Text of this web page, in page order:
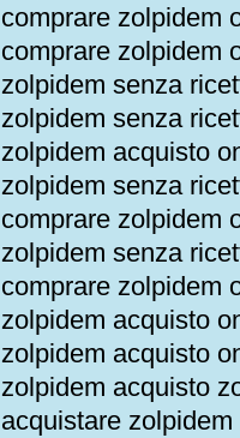
comprare zolpidem
comprare zolpidem
zolpidem senza
zolpidem senza
zolpidem acquisto
zolpidem senza
comprare zolpidem
zolpidem senza
comprare zolpidem
zolpidem acquisto
zolpidem acquisto
zolpidem acquisto
acquistare